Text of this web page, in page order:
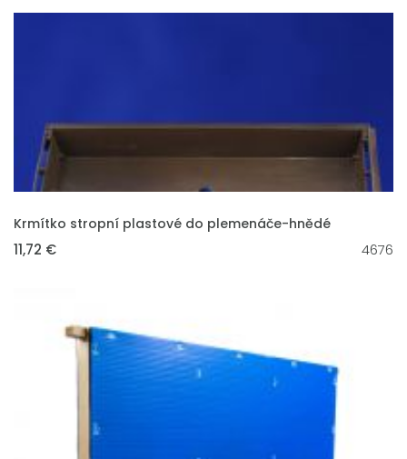
VLOŽIT DO KOŠÍKU
Krmítko stropní plastové do plemenáče-hnědé
11,72 € 4676